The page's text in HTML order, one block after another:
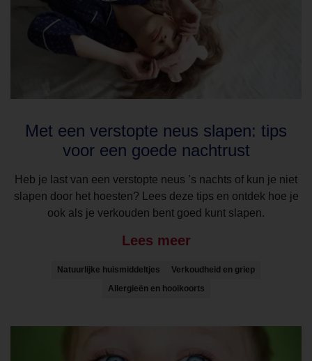
Met een verstopte neus slapen: tips
voor een goede nachtrust
Heb je last van een verstopte neus ’s nachts of kun je niet
slapen door het hoesten? Lees deze tips en ontdek hoe je
ook als je verkouden bent goed kunt slapen.
Lees meer
Natuurlijke huismiddeltjes
Verkoudheid en griep
Allergieën en hooikoorts